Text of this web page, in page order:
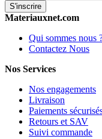
S'inscrire
Materiauxnet.com
Qui sommes nous
Contactez Nous
Nos Services
Nos engagements
Livraison
Paiements
Retours et SAV
Suivi commande